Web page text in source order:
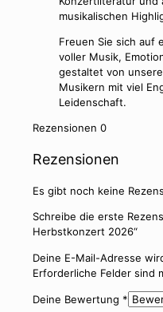
musikalischen
Freuen Sie sich auf
voller Musik,
gestaltet von
Musikern mit viel
Leidenschaft.
Rezensionen 0
Rezensionen
Es gibt noch keine
Schreibe die erste
Herbstkonzert 2026“
Deine E-Mail-Adresse
Erforderliche Felder sind
Deine Bewertung *